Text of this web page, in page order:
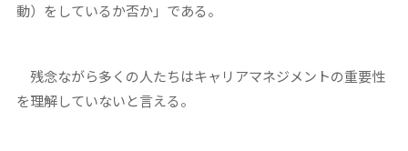
動）をしているか否か」である。
残念ながら多くの人たちはキャリアマネジメントの重要性
を理解していないと言える。